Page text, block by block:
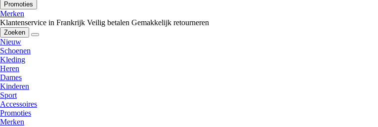
Promoties
Merken
Klantenservice in Frankrijk Veilig betalen Gemakkelijk retourneren
Zoeken
Nieuw
Schoenen
Kleding
Heren
Dames
Kinderen
Sport
Accessoires
Promoties
Merken